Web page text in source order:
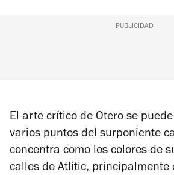
PUBLICIDAD
El arte crítico de Otero se
varios puntos del surponiente
concentra como los colores de
calles de Atlitic, principalmente